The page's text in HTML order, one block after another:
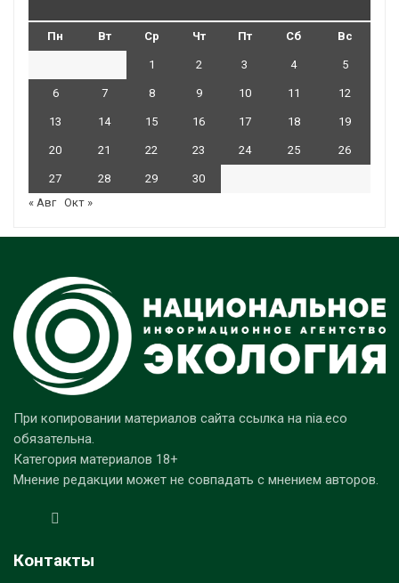
Пн Вт Ср Чт Пт Сб Вс
1 2 3 4 5
6 7 8 9 10 11 12
13 14 15 16 17 18 19
20 21 22 23 24 25 26
27 28 29
30
« Авг Окт »
При копировании материалов сайта ссылка на nia.eco
обязательна.
Категория материалов 18+
Мнение редакции может не совпадать с мнением авторов.
Контакты